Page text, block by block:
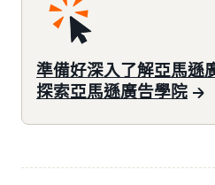
準備好深入了解亞馬遜
探索亞馬遜廣告學院